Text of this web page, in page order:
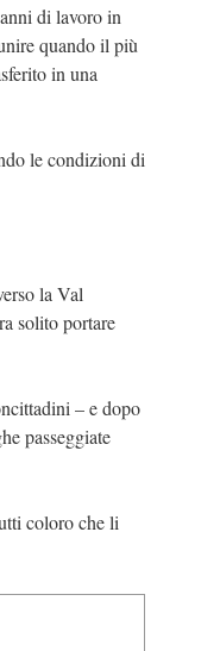
di lavoro in
quando il più
in una
le condizioni di
la Val
solito portare
– e dopo
passeggiate
coloro che li